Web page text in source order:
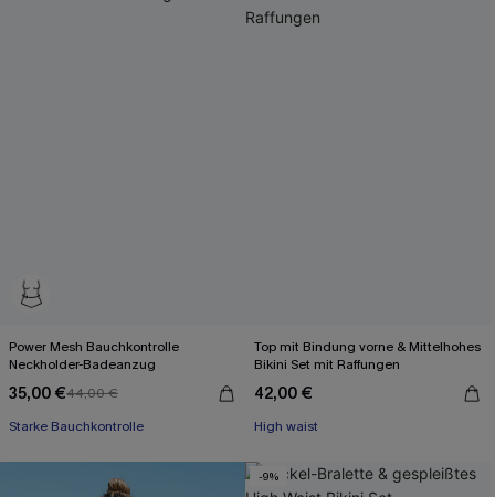
Power Mesh Bauchkontrolle
Neckholder-Badeanzug
35,00 €44,00 €
Starke Bauchkontrolle
Top mit Bindung vorne & Mittelhohes
Bikini Set mit Raffungen
42,00 €
High waist
-9%